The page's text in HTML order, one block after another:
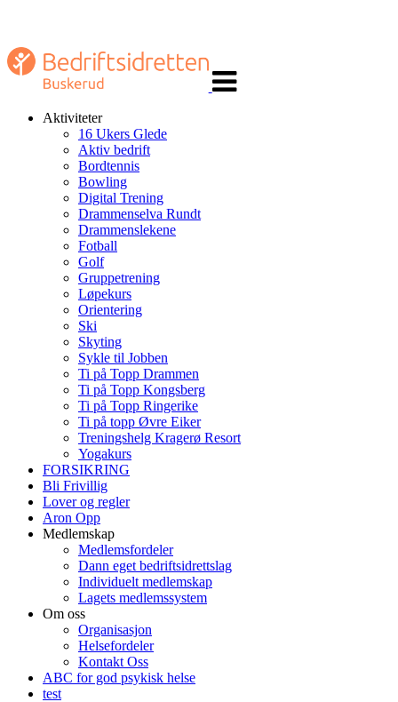
navigasjon
Aktiviteter
16 Ukers Glede
Aktiv bedrift
Bordtennis
Bowling
Digital Trening
Drammenselva Rundt
Drammenslekene
Fotball
Golf
Gruppetrening
Løpekurs
Orientering
Ski
Skyting
Sykle til Jobben
Ti på Topp Drammen
Ti på Topp Kongsberg
Ti på Topp Ringerike
Ti på topp Øvre Eiker
Treningshelg Kragerø Resort
Yogakurs
FORSIKRING
Bli Frivillig
Lover og regler
Aron Opp
Medlemskap
Medlemsfordeler
Dann eget bedriftsidrettslag
Individuelt medlemskap
Lagets medlemssystem
Om oss
Organisasjon
Helsefordeler
Kontakt Oss
ABC for god psykisk helse
test